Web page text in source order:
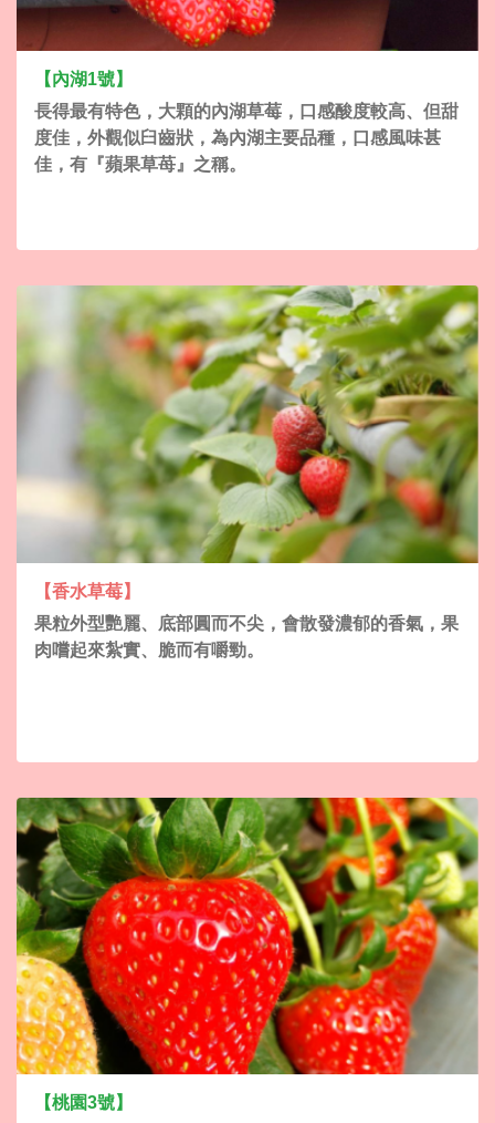
【內湖1號】
長得最有特色，大顆的內湖草莓，口感酸度較高、但甜
度佳，外觀似臼齒狀，為內湖主要品種，口感風味甚
佳，有『蘋果草苺』之稱。
【香水草莓】
果粒外型艷麗、底部圓而不尖，會散發濃郁的香氣，果
肉嚐起來紮實、脆而有嚼勁。
【桃園3號】